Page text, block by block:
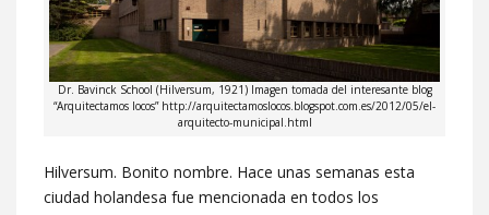
Dr. Bavinck School (Hilversum, 1921) Imagen tomada del interesante blog
“Arquitectamos locos” http://arquitectamoslocos.blogspot.com.es/2012/05/el-
arquitecto-municipal.html
Hilversum. Bonito nombre. Hace unas semanas esta
ciudad holandesa fue mencionada en todos los